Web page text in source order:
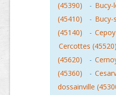
(45390)
- Bucy-
(45410)
- Bucy-
(45140)
-
Cercottes (45520)
(45620)
-
(45360)
-
dossainville